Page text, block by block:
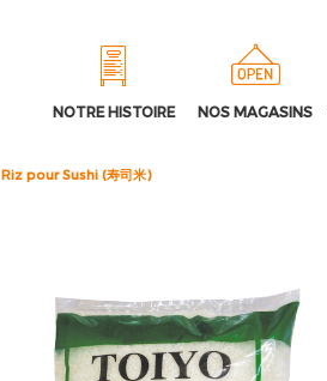
NOTRE HISTOIRE NOS MAGASINS
Riz pour Sushi (寿司米)